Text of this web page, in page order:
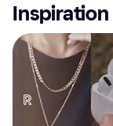
Inspiration